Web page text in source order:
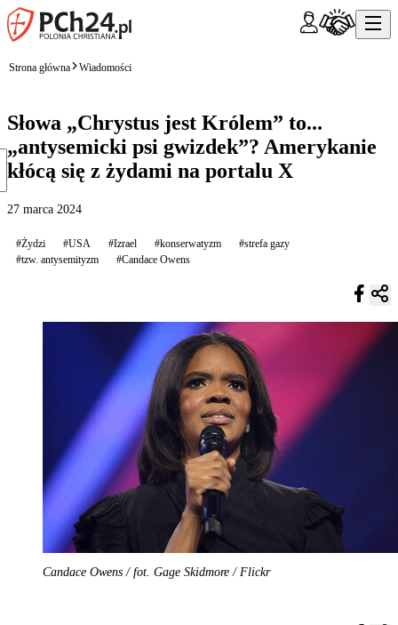
Strona główna Wiadomości
Słowa „Chrystus jest Królem” to...
„antysemicki psi gwizdek”? Amerykanie
kłócą się z żydami na portalu X
27 marca 2024
#Żydzi #USA #Izrael #konserwatyzm
#strefa gazy
#tzw. antysemityzm
#Candace Owens
Candace Owens / fot. Gage Skidmore / Flickr